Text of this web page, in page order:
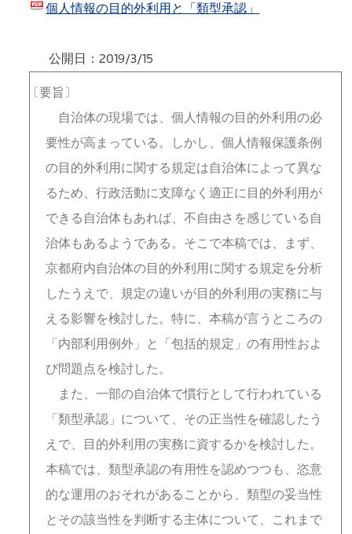
個人情報の目的外利用と「類型承認」
公開日：2019/3/15
〔要旨〕
自治体の現場では、個人情報の目的外利用の必
要性が高まっている。しかし、個人情報保護条例
の目的外利用に関する規定は自治体によって異な
るため、行政活動に支障なく適正に目的外利用が
できる自治体もあれば、不自由さを感じている自
治体もあるようである。そこで本稿では、まず、
京都府内自治体の目的外利用に関する規定を分析
したうえで、規定の違いが目的外利用の実務に与
える影響を検討した。特に、本稿が言うところの
「内部利用例外」と「包括的規定」の有用性およ
び問題点を検討した。
また、一部の自治体で慣行として行われている
「類型承認」について、その正当性を確認したう
えで、目的外利用の実務に資するかを検討した。
本稿では、類型承認の有用性を認めつつも、恣意
的な運用のおそれがあることから、類型の妥当性
とその該当性を判断する主体について、これまで